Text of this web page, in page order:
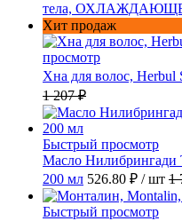
тела,
Хит продаж
просмотр
Хна для волос, Herbul
1 207 ₽
Быстрый просмотр
Масло Нилибрингади
200 мл 526.80 ₽ / шт 1
Быстрый просмотр